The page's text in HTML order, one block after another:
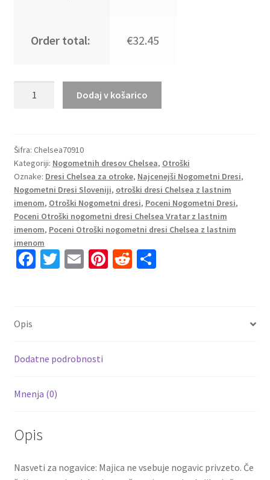
Order total: €32.45
Domači
2023
Kratek
Rokav
+
Kratke
hlače
MOUNT
19
Dodaj v košarico
Šifra: Chelsea70910
Kategoriji: Nogometnih dresov Chelsea, Otroški
Oznake: Dresi Chelsea za otroke, Najcenejši Nogometni Dresi,
Nogometni Dresi Sloveniji, otroški dresi Chelsea z lastnim
imenom, Otroški Nogometni dresi, Poceni Nogometni Dresi,
Poceni Otroški nogometni dresi Chelsea Vratar z lastnim
imenom, Poceni Otroški nogometni dresi Chelsea z lastnim
imenom
Fa
k
T E Pi R S
Opis
Dodatne podrobnosti
Mnenja (0)
Opis
Nasveti za nogavice: Majica ne vsebuje nogavic privzeto. Če